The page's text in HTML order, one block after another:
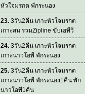
หัวใจมรกต พักระนอง
23. 3วัน2คืน เกาะหัวใจมรกต
เกาะสน รวมZipline ขับเอทีวี
24. 3วัน2คืน เกาะหัวใจมรกต
เกาะนาวโอพี พักระนอง
25. 3วัน2คืน เกาะหัวใจมรกต
เกาะนาวโอพี พักระนอง1คืน พัก
นาวโอพี1คืน